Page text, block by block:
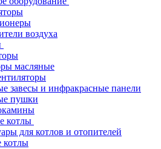
воздуха
масляные
завесы и инфракрасные панели
пушки
котлы
для котлов и отопителей
котлы